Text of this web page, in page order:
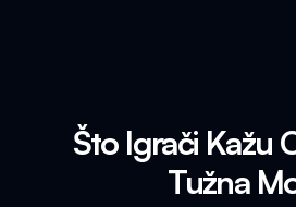
Što Igrači Kažu
Tužna